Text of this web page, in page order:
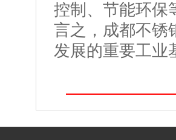
控制、节能环保
言之，成都不锈
发展的重要工业